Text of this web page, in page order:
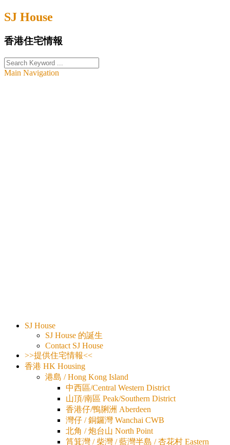
Skip
to
SJ House
香港住宅情報
Main Navigation
SJ House
SJ House 的誕生
Contact SJ House
>>提供住宅情報<<
香港 HK Housing
港島 / Hong Kong Island
中西區/Central Western District
山頂/南區 Peak/Southern District
香港仔/鴨脷洲 Aberdeen
灣仔 / 銅鑼灣 Wanchai CWB
北角 / 炮台山 North Point
筲箕灣 / 柴灣 / 藍灣半島 / 杏花村 Eastern